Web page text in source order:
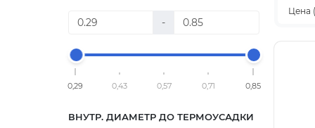
-
0,29 0,43 0,57 0,71 0,85
ВНУТР. ДИАМЕТР ДО ТЕРМОУСАДКИ
Цена